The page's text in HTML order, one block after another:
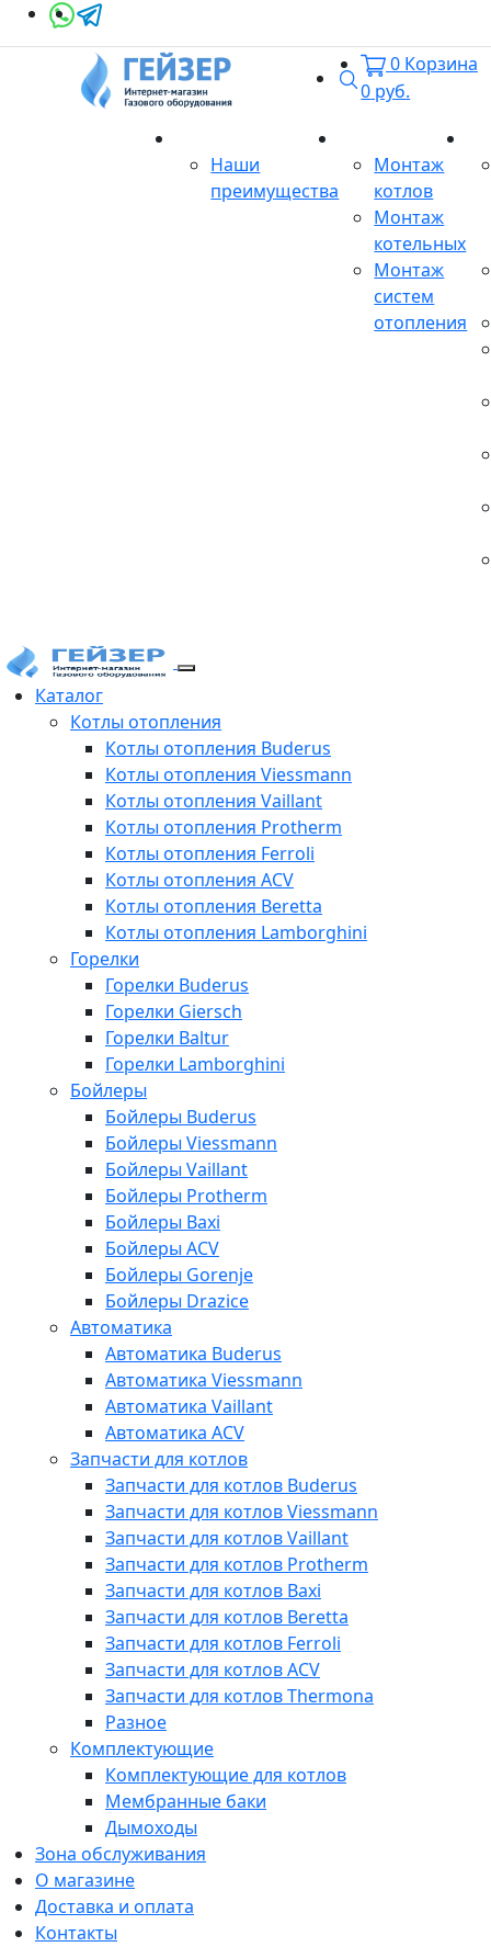
Поиск
0 Корзина
0 руб.
Наши
преимущества
Монтаж
котлов
Монтаж
котельных
Монтаж
систем
отопления
Каталог
Котлы отопления
Котлы отопления Buderus
Котлы отопления Viessmann
Котлы отопления Vaillant
Котлы отопления Protherm
Котлы отопления Ferroli
Котлы отопления ACV
Котлы отопления Beretta
Котлы отопления Lamborghini
Горелки
Горелки Buderus
Горелки Giersch
Горелки Baltur
Горелки Lamborghini
Бойлеры
Бойлеры Buderus
Бойлеры Viessmann
Бойлеры Vaillant
Бойлеры Protherm
Бойлеры Baxi
Бойлеры ACV
Бойлеры Gorenje
Бойлеры Drazice
Автоматика
Автоматика Buderus
Автоматика Viessmann
Автоматика Vaillant
Автоматика ACV
Запчасти для котлов
Запчасти для котлов Buderus
Запчасти для котлов Viessmann
Запчасти для котлов Vaillant
Запчасти для котлов Protherm
Запчасти для котлов Baxi
Запчасти для котлов Beretta
Запчасти для котлов Ferroli
Запчасти для котлов ACV
Запчасти для котлов Thermona
Разное
Комплектующие
Комплектующие для котлов
Мембранные баки
Дымоходы
Зона обслуживания
О магазине
Доставка и оплата
Контакты